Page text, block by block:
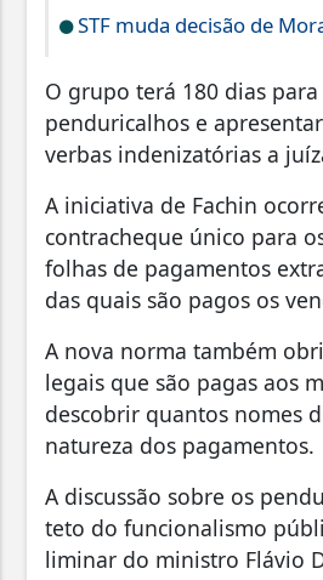
STF muda decisão de
O grupo terá 180 dias
penduricalhos e
verbas indenizatórias a
A iniciativa de Fachin
contracheque único para
folhas de pagamentos
das quais são pagos os
A nova norma também
legais que são pagas aos
descobrir quantos nomes
natureza dos pagamentos.
A discussão sobre os
teto do funcionalismo
liminar do ministro Flávio